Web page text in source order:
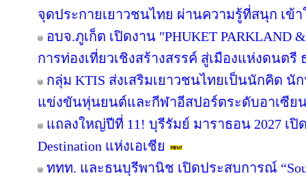
จุดประกายเยาวชนไทย ผ่านความรู้ที่สนุก เข้า
อบจ.ภูเก็ต เปิดงาน "PHUKET PARKLAND
การท่องเที่ยวเชิงสร้างสรรค์ สู่เมืองแห่งดนต
กลุ่ม KTIS ส่งเสริมเยาวชนไทยเป็นนักคิด นั
แข่งขันหุ่นยนต์และกีฬาอีสปอร์ตระดับอาเซีย
แถลงใหญ่ปีที่ 11! บุรีรัมย์ มาราธอน 2027 เปิ
Destination แห่งเอเชีย
ททท. และธนบุรีพานิช เปิดประสบการณ์